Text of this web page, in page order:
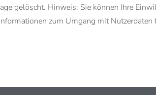
gelöscht. Hinweis: Sie können Ihre
zum Umgang mit Nutzerdaten